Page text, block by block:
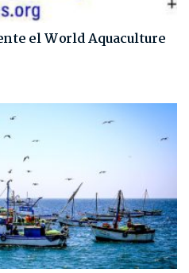
el World Aquaculture